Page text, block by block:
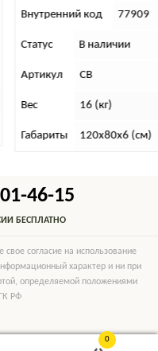
Внутренний код 77909
Статус В наличии
Артикул СВ
Вес 16 (кг)
Габариты 120х80х6 (см)
46-15
БЕСПЛАТНО
0
согласие на использование
характер и ни при
определяемой положениями
РФ